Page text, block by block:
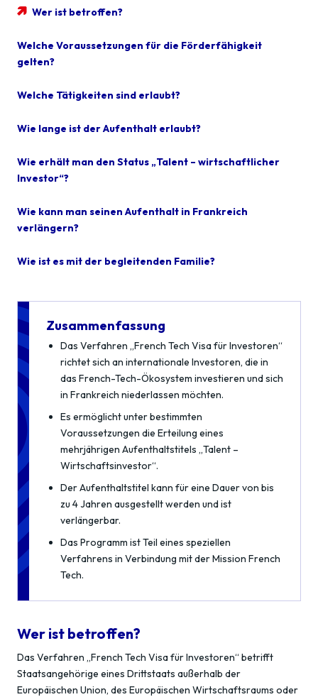
Wer ist betroffen?
Welche Voraussetzungen für die Förderfähigkeit
gelten?
Welche Tätigkeiten sind erlaubt?
Wie lange ist der Aufenthalt erlaubt?
Wie erhält man den Status „Talent – wirtschaftlicher
Investor“?
Wie kann man seinen Aufenthalt in Frankreich
verlängern?
Wie ist es mit der begleitenden Familie?
Zusammenfassung
Das Verfahren „French Tech Visa für Investoren“
richtet sich an internationale Investoren, die in
das French-Tech-Ökosystem investieren und sich
in Frankreich niederlassen möchten.
Es ermöglicht unter bestimmten
Voraussetzungen die Erteilung eines
mehrjährigen Aufenthaltstitels „Talent –
Wirtschaftsinvestor“.
Der Aufenthaltstitel kann für eine Dauer von bis
zu 4 Jahren ausgestellt werden und ist
verlängerbar.
Das Programm ist Teil eines speziellen
Verfahrens in Verbindung mit der Mission French
Tech.
Wer ist betroffen?
Das Verfahren „French Tech Visa für Investoren“ betrifft
Staatsangehörige eines Drittstaats außerhalb der
Europäischen Union, des Europäischen Wirtschaftsraums oder